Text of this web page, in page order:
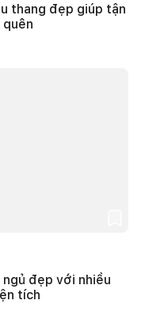
thang đẹp giúp tận
đẹp với nhiều
tích